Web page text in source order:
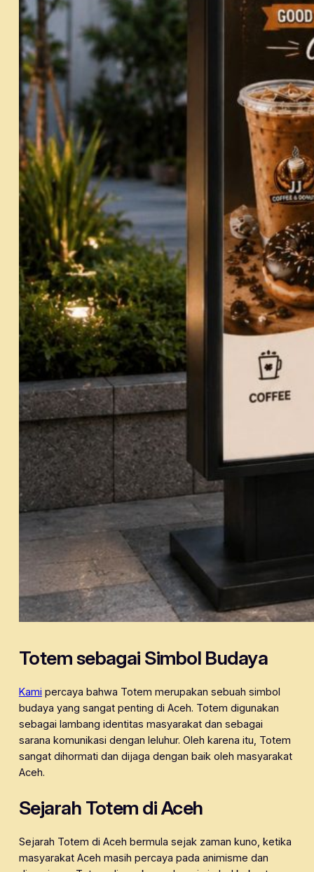
Totem sebagai Simbol Budaya
Kami percaya bahwa Totem merupakan sebuah simbol
budaya yang sangat penting di Aceh. Totem digunakan
sebagai lambang identitas masyarakat dan sebagai
sarana komunikasi dengan leluhur. Oleh karena itu, Totem
sangat dihormati dan dijaga dengan baik oleh masyarakat
Aceh.
Sejarah Totem di Aceh
Sejarah Totem di Aceh bermula sejak zaman kuno, ketika
masyarakat Aceh masih percaya pada animisme dan